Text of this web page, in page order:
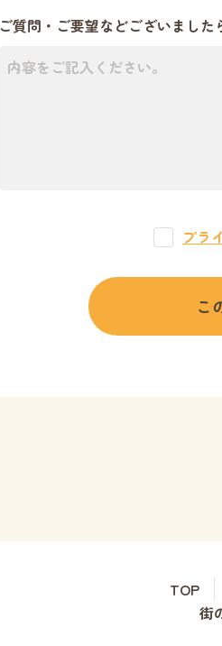
ご質問・ご要望などございました
プラ
TOP
街